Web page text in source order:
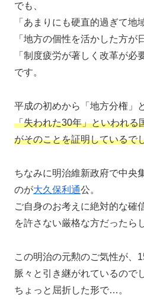
でも、
「あまりにも硬直的過ぎて地
「地方の個性を活かした方が
「制度疲労が著しく改革が必
です。
平成の初めから「地方分権」
「失われた30年」といわれる
がそのことを証明しているで
ちなみに明治維新政府で中央
のが大久保利通公。
ご自身のお考えに絶対的な確
を許さない厳格な方だったら
この明治の元勲のご気性が、
脈々と引き継がれているので
ちょっと屈折した形で…。